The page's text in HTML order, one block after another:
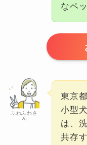
なペ
ふわふわさ
ん
東京
小型
は、
共存